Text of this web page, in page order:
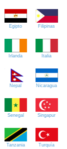
Egipto Filipinas
Irlanda Italia
Nepal Nicaragua
Senegal Singapur
Tanzania Turquía